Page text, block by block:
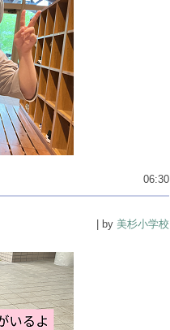
06:30
| by 美杉小学校